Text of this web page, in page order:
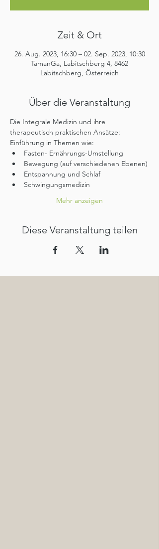
Zeit & Ort
26. Aug. 2023, 16:30 – 02. Sep. 2023, 10:30
TamanGa, Labitschberg 4, 8462
Labitschberg, Österreich
Über die Veranstaltung
Die Integrale Medizin und ihre
therapeutisch praktischen Ansätze:
Einführung in Themen wie:
Fasten- Ernährungs-Umstellung
Bewegung (auf verschiedenen Ebenen)
Entspannung und Schlaf
Schwingungsmedizin
Mehr anzeigen
Diese Veranstaltung teilen